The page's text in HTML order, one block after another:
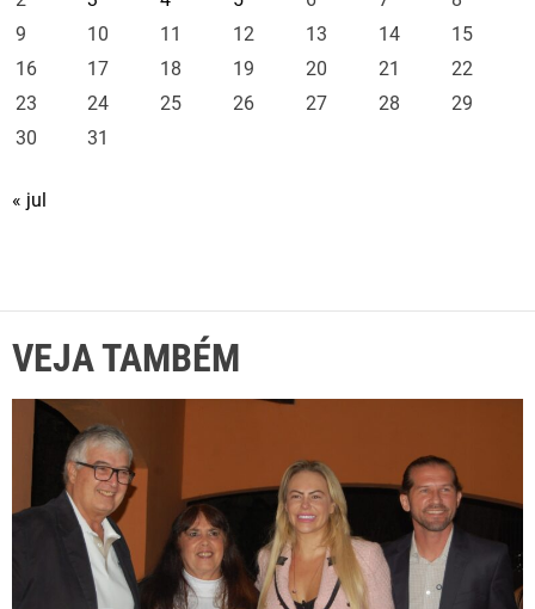
9
10 11 12 13 14
15
16
17 18 19 20 21
22
23
24 25 26 27 28
29
30
31
« jul
VEJA TAMBÉM